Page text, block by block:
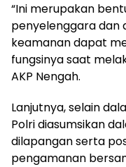
“Ini merupakan
penyelenggara dan
keamanan dapat
fungsinya saat
AKP Nengah.
Lanjutnya, selain
Polri diasumsikan
dilapangan serta
pengamanan